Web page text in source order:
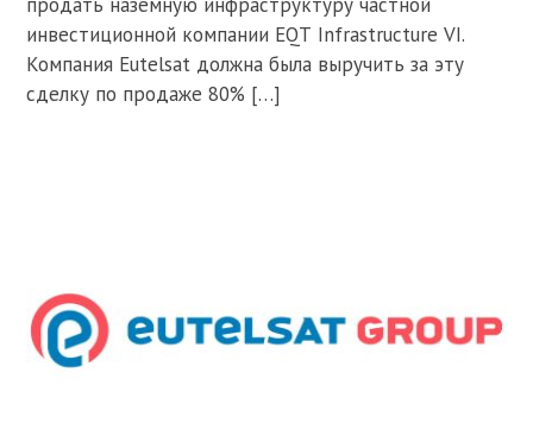
инвестиционной компании EQT Infrastructure VI.
Компания Eutelsat должна была выручить за эту
сделку по продаже 80% […]